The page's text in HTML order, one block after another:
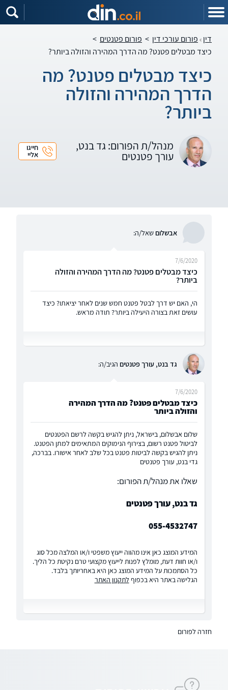
דין פורום עורכי דין > פורום פטנטים >
כיצד מבטלים פטנט? מה הדרך המהירה והזולה ביותר?
כיצד מבטלים פטנט? מה
הדרך המהירה והזולה
ביותר?
מנהל/ת הפורום: גד בנט,
עורך פטנטים
חייגו
אליי
אבשלום שאל/ה:
כיצד מבטלים פטנט? מה הדרך המהירה והזולה
ביותר?
7/6/2020
הי, האם יש דרך לבטל פטנט חמש שנים לאחר יציאתו? כיצד
עושים זאת בצורה היעילה ביותר? תודה מראש.
גד בנט, עורך פטנטים הגיב/ה:
כיצד מבטלים פטנט? מה הדרך המהירה
והזולה ביותר
7/6/2020
שלום אבשלום, בישראל, ניתן להגיש בקשה לרשם הפטנטים
לביטול פטנט רשום, בצירוף הנימוקים המתאימים למתן הפטנט.
ניתן להגיש בקשה לביטות פטנט בכל שלב לאחר אישורו. בברכה,
גדי בנט, עורך פטנטים
שאלו את מנהל/ת הפורום:
גד בנט, עורך פטנטים
055-4532747
המידע המוצג כאן אינו מהווה ייעוץ משפטי ו/או המלצה מכל סוג
ו/או חוות דעת, מומלץ לפנות לייעוץ מקצועי טרם נקיטת כל הליך.
כל הסתמכות על המידע המוצג כאן היא באחריותך בלבד.
הגלישה באתר היא בכפוף לתקנון האתר
חזרה לפורום